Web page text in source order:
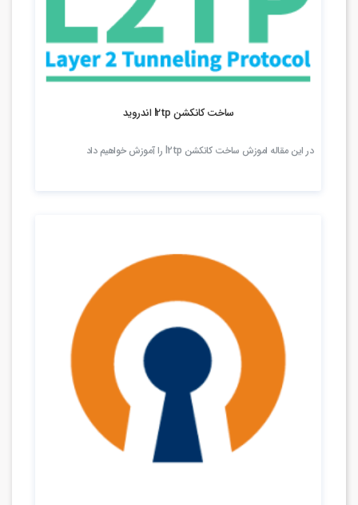
ساخت کانکشن l2tp اندروید
در این مقاله اموزش ساخت کانکشن l2tp را آموزش خواهیم داد